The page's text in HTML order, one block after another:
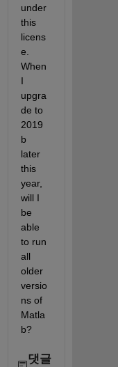
under
this
licens
e.
When
I
upgra
de to
2019
b
later
this
year,
will I
be
able
to run
all
older
versio
ns of
Matla
b?
댓글